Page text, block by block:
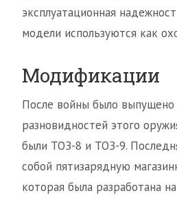
эксплуатационная
модели используются как
Модификации
После войны было выпущено
разновидностей этого
были ТОЗ-8 и ТОЗ-9.
собой пятизарядную
которая была разработана